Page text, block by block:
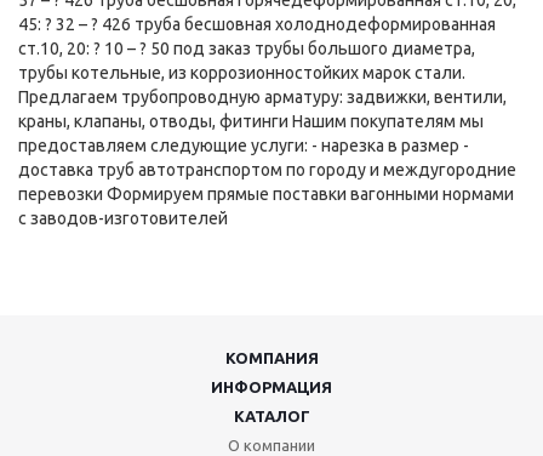
45: ? 32 – ? 426 труба бесшовная холоднодеформированная
ст.10, 20: ? 10 – ? 50 под заказ трубы большого диаметра,
трубы котельные, из коррозионностойких марок стали.
Предлагаем трубопроводную арматуру: задвижки, вентили,
краны, клапаны, отводы, фитинги Нашим покупателям мы
предоставляем следующие услуги: - нарезка в размер -
доставка труб автотранспортом по городу и междугородние
перевозки Формируем прямые поставки вагонными нормами
с заводов-изготовителей
КОМПАНИЯ
ИНФОРМАЦИЯ
КАТАЛОГ
О компании